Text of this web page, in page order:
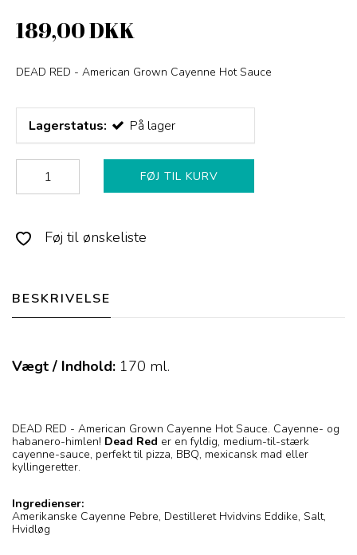
189,00 DKK
DEAD RED - American Grown Cayenne Hot Sauce
Lagerstatus: På lager
FØJ TIL KURV
Føj til ønskeliste
BESKRIVELSE
Vægt / Indhold: 170 ml.
DEAD RED - American Grown Cayenne Hot Sauce. Cayenne- og
habanero-himlen! Dead Red er en fyldig, medium-til-stærk
cayenne-sauce, perfekt til pizza, BBQ, mexicansk mad eller
kyllingeretter.
Ingredienser:
Amerikanske Cayenne Pebre, Destilleret Hvidvins Eddike, Salt,
Hvidløg